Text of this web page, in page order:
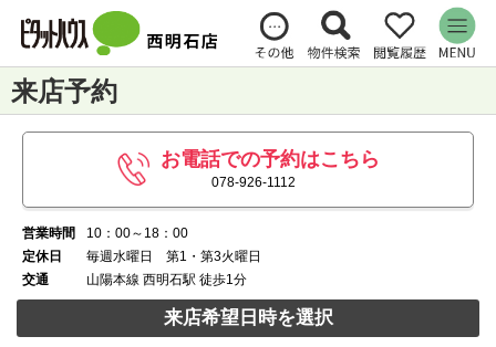
来店予約
お電話での予約はこちら
078-926-1112
営業時間
10：00～18：00
定休日
毎週水曜日 第1・第3火曜日
交通
山陽本線 西明石駅 徒歩1分
来店希望日時を選択